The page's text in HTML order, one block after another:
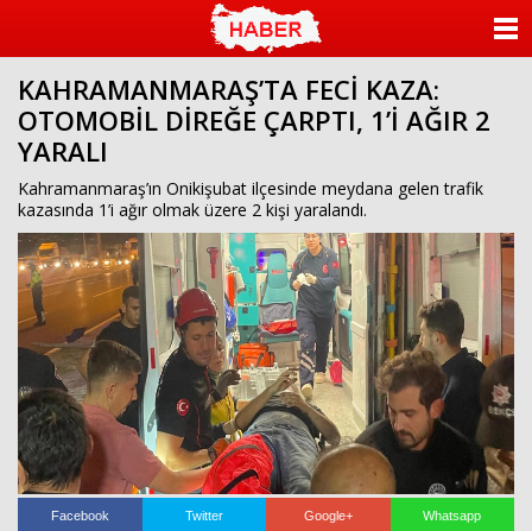
KAHRAMANMARAŞ’TA FECİ KAZA:
OTOMOBİL DİREĞE ÇARPTI, 1’İ AĞIR 2
YARALI
Kahramanmaraş’ın Onikişubat ilçesinde meydana gelen trafik
kazasında 1’i ağır olmak üzere 2 kişi yaralandı.
Facebook Twitter Google+ Whatsapp
KATEGORİLER
ANKETLER
FOTO GALERİ
VİDEO GALERİ
KÜNYE
İLETİŞİM